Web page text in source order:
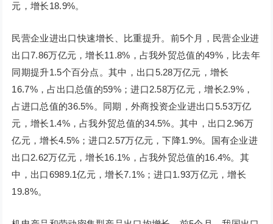
元，增长18.9%。
民营企业进出口快速增长、比重提升。前5个月，民营企业进
出口7.86万亿元，增长11.8%，占我外贸总值的49%，比去年
同期提升1.5个百分点。其中，出口5.28万亿元，增长
16.7%，占出口总值的59%；进口2.58万亿元，增长2.9%，
占进口总值的36.5%。同期，外商投资企业进出口5.53万亿
元，增长1.4%，占我外贸总值的34.5%。其中，出口2.96万
亿元，增长4.5%；进口2.57万亿元，下降1.9%。国有企业进
出口2.62万亿元，增长16.1%，占我外贸总值的16.4%。其
中，出口6989.1亿元，增长7.1%；进口1.93万亿元，增长
19.8%。